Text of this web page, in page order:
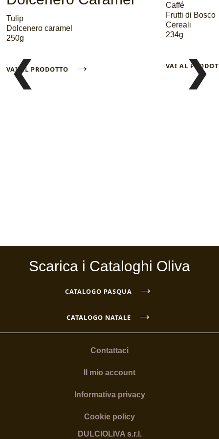
❮
Tulip
Dolcenero caramel
250g
VAI AL PRODOTTO →
Caffé
Frutti di Bosco
Cereali
234g
VAI AL❯
Scarica i Cataloghi Oliva
CATALOGO PASQUA →
CATALOGO NATALE →
Contattaci
Il mio account
Informativa privacy
Cookie policy
DULCIOLIVA s.r.l.